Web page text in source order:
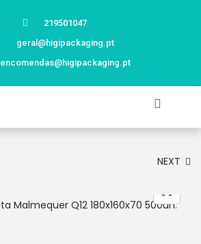
219501047
geral@higipackaging.pt
encomendas@higipackaging.pt
NEXT